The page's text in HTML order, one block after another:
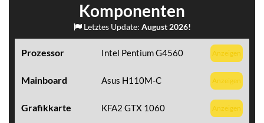
Komponenten
Letztes Update: August 2026!
Prozessor Intel Pentium G4560 Anzeigen
Mainboard Asus H110M-C Anzeigen
Grafikkarte KFA2 GTX 1060 Anzeigen